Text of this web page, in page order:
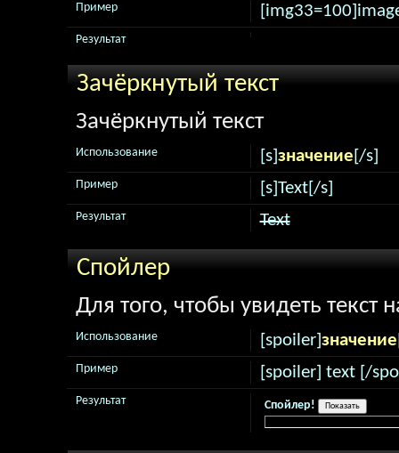
Пример
Результат
Зачёркнутый текст
Зачёркнутый текст
[s]значение[/s]
Использование
[s]Text[/s]
Пример
Text
Результат
Спойлер
Для того, чтобы увидеть текст
[spoiler]значение
Использование
[spoiler] text [/
Пример
Спойлер!
Результат